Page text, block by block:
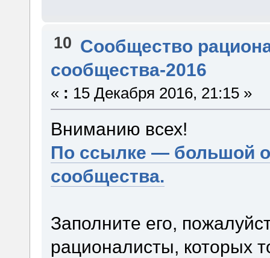
10 Сообщество
сообщества-2016
« : 15 Декабря 2016, 21:15 »
Вниманию всех!
По ссылке — большой
сообщества.
Заполните его,
рационалисты, которых